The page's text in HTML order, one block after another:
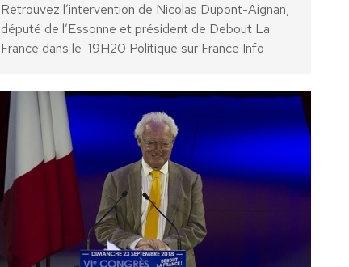
Retrouvez l’intervention de Nicolas Dupont-Aignan,
député de l’Essonne et président de Debout La
France dans le 19H20 Politique sur France Info